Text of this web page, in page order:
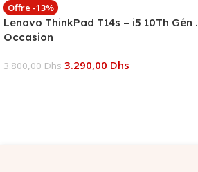
Offre -13%
Lenovo ThinkPad T14s – i5 10Th Gén .
Occasion
3.800,00Dhs 3.290,00 Dhs